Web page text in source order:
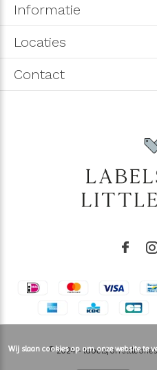
Informatie
Locaties
Contact
© 2024 -
Wij slaan cookies op om onze website te